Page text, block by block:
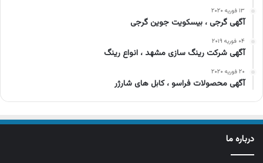
۱۳ فوریه ۲۰۲۰
آگهی گرجی ، بیسکویت جوین گرجی
۰۴ فوریه ۲۰۱۹
آگهی شرکت رینگ سازی مشهد ، انواع رینگ
۲۰ فوریه ۲۰۲۰
آگهی محصولات فراسو ، کابل های شارژر
درباره ما